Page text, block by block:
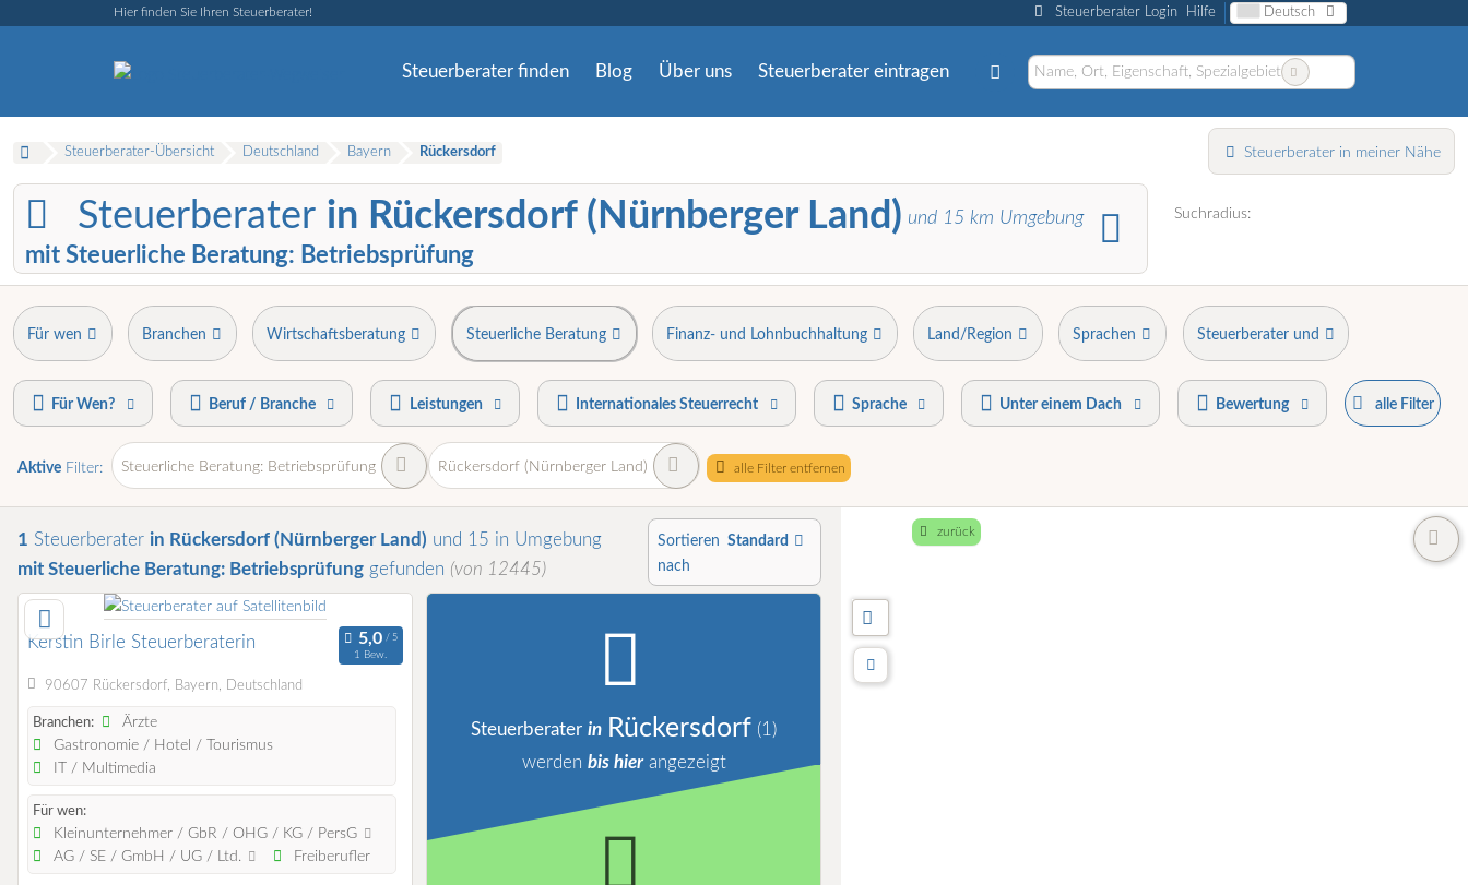
Hier finden Sie Ihren Steuerberater! Steuerberater Login Hilfe Deutsch
Steuerberater finden Blog Über uns Steuerberater eintragen
Steuerberater-Übersicht Deutschland Bayern Rückersdorf Steuerberater in meiner Nähe
Steuerberater in Rückersdorf (Nürnberger Land) und 15 km Umgebung
mit Steuerliche Beratung: Betriebsprüfung
Suchradius:
Für wen Branchen Wirtschaftsberatung Steuerliche Beratung Finanz- und Lohnbuchhaltung Land/Region Sprachen Steuerberater und
Für Wen? Beruf / Branche Leistungen Internationales Steuerrecht Sprache Unter einem Dach Bewertung alle Filter
Aktive Filter: Steuerliche Beratung: Betriebsprüfung Rückersdorf (Nürnberger Land) alle Filter entfernen
1 Steuerberater in Rückersdorf (Nürnberger Land) und 15 in Umgebung
mit Steuerliche Beratung: Betriebsprüfung gefunden (von 12445)
Sortieren
nach
Standard
Kerstin Birle Steuerberaterin
1 Bew.
90607 Rückersdorf, Bayern, Deutschland
Branchen:
Ärzte
Gastronomie / Hotel / Tourismus
IT / Multimedia
Für wen:
Kleinunternehmer / GbR / OHG / KG / PersG
AG / SE / GmbH / UG / Ltd.
Freiberufler
Steuerberater in Rückersdorf (1)
werden bis hierangezeigt
zurück